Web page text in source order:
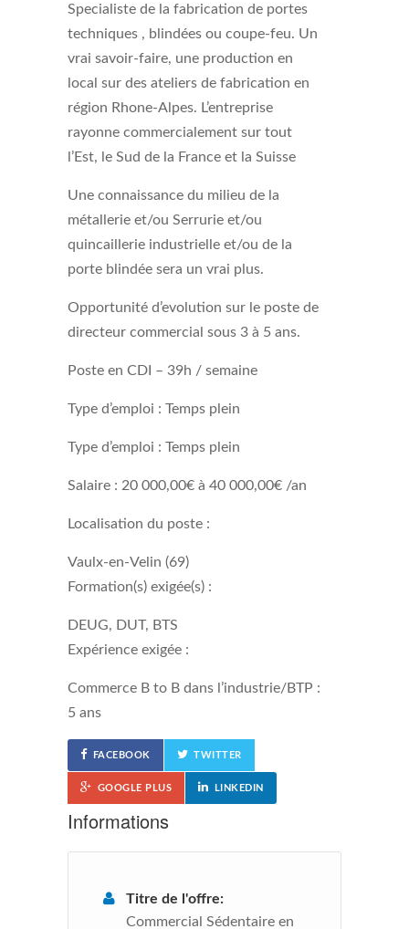
Specialiste de la fabrication de portes
techniques , blindées ou coupe-feu. Un
vrai savoir-faire, une production en
local sur des ateliers de fabrication en
région Rhone-Alpes. L’entreprise
rayonne commercialement sur tout
l’Est, le Sud de la France et la Suisse
Une connaissance du milieu de la
métallerie et/ou Serrurie et/ou
quincaillerie industrielle et/ou de la
porte blindée sera un vrai plus.
Opportunité d’evolution sur le poste de
directeur commercial sous 3 à 5 ans.
Poste en CDI – 39h / semaine
Type d’emploi : Temps plein
Type d’emploi : Temps plein
Salaire : 20 000,00€ à 40 000,00€ /an
Localisation du poste :
Vaulx-en-Velin (69)
Formation(s) exigée(s) :
DEUG, DUT, BTS
Expérience exigée :
Commerce B to B dans l’industrie/BTP :
5 ans
FACEBOOK TWITTER
GOOGLE PLUS LINKEDIN
Informations
Titre de l'offre:
Commercial Sédentaire en